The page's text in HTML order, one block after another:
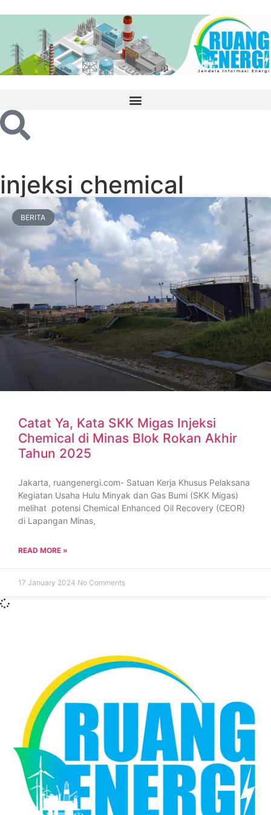
injeksi chemical
BERITA
Catat Ya, Kata SKK Migas Injeksi
Chemical di Minas Blok Rokan Akhir
Tahun 2025
Jakarta, ruangenergi.com- Satuan Kerja Khusus Pelaksana
Kegiatan Usaha Hulu Minyak dan Gas Bumi (SKK Migas)
melihat potensi Chemical Enhanced Oil Recovery (CEOR)
di Lapangan Minas,
READ MORE »
17 January 2024 No Comments